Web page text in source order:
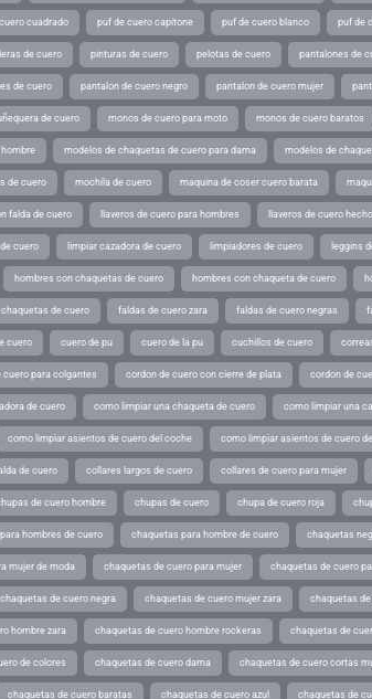
cuadrado puf de cuero capitone puf de cuero blanco puf de
de cuero pinturas de cuero pelotas de cuero pantalones de
de cuero pantalon de cuero negro pantalon de cuero mujer
de cuero monos de cuero para moto monos de cuero baratos
modelos de chaquetas de cuero para dama modelos de
de cuero mochila de cuero maquina de coser cuero barata
falda de cuero llaveros de cuero para hombres llaveros de cuero
cuero limpiar cazadora de cuero limpiadores de cuero leggins
hombres con chaquetas de cuero hombres con chaqueta de cuero
de cuero faldas de cuero zara faldas de cuero negras
cuero cuero de pu cuero de la pu cuchillos de cuero
cuero para colgantes cordon de cuero con cierre de plata cordon de
de cuero como limpiar una chaqueta de cuero como limpiar una
como limpiar asientos de cuero del coche como limpiar asientos de cuero
de cuero collares largos de cuero collares de cuero para mujer
de cuero hombre chupas de cuero chupa de cuero roja
hombres de cuero chaquetas para hombre de cuero chaquetas
mujer de moda chaquetas de cuero para mujer chaquetas de cuero
chaquetas de cuero negra chaquetas de cuero mujer zara chaquetas
hombre zara chaquetas de cuero hombre rockeras chaquetas de
de colores chaquetas de cuero dama chaquetas de cuero cortas
chaquetas de cuero baratas chaquetas de cuero azul chaquetas de